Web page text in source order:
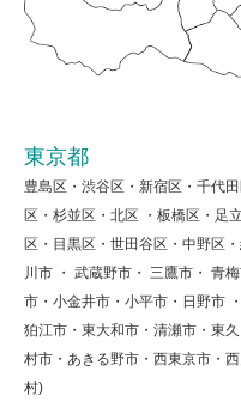
東京都
豊島区・渋谷区・新宿区・千代
区・杉並区・北区 ・板橋区・足
区・目黒区・世田谷区・中野区
川市 ・ 武蔵野市・ 三鷹市・ 青
市・小金井市・小平市・日野市
狛江市・東大和市・清瀬市・東
村市・あきる野市・西東京市・
村)